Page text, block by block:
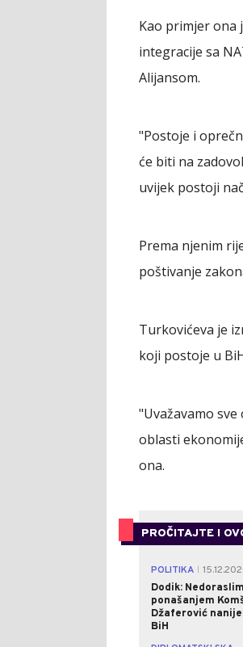
Kao primjer ona
integracije sa
Alijansom.
"Postoje i
će biti na
uvijek postoji
Prema njenim
poštivanje
Turkovićeva je
koji postoje u
"Uvažavamo
oblasti
ona.
PROČITAJTE I
POLITIKA
Dodik: Nedoraslim
ponašanjem
Džaferović
BiH